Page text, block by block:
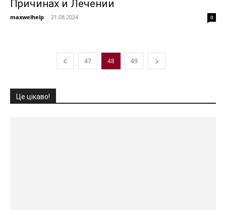
Причинах и Лечении
maxwelhelp - 21.08.2024 0
47 48 49
Це цікаво!